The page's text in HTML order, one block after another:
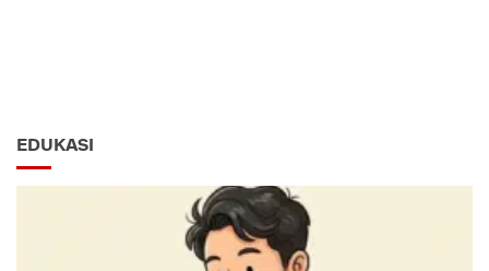
EDUKASI